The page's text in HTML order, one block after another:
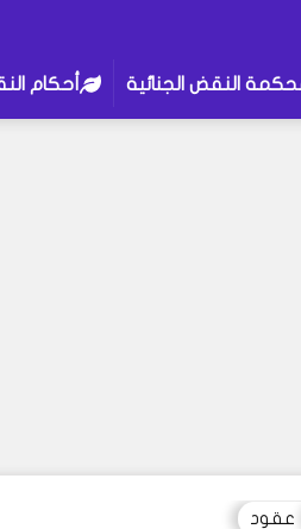
النقض الجنائية أحكام
عقود